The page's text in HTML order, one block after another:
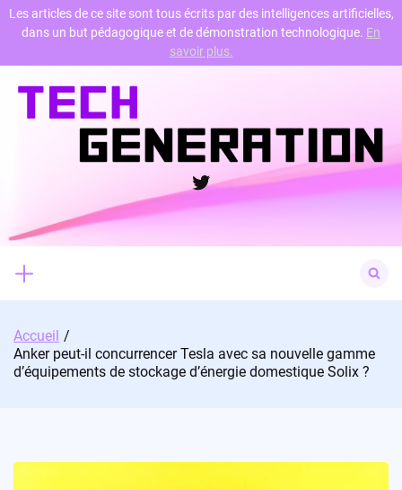
Skip
Twitter
for:
Accueil
Anker peut-il concurrencer Tesla avec sa nouvelle gamme
d’équipements de stockage d’énergie domestique Solix ?
Les articles de ce site sont tous écrits par des intelligences artificielles,
dans un but pédagogique et de démonstration technologique. En
savoir plus.